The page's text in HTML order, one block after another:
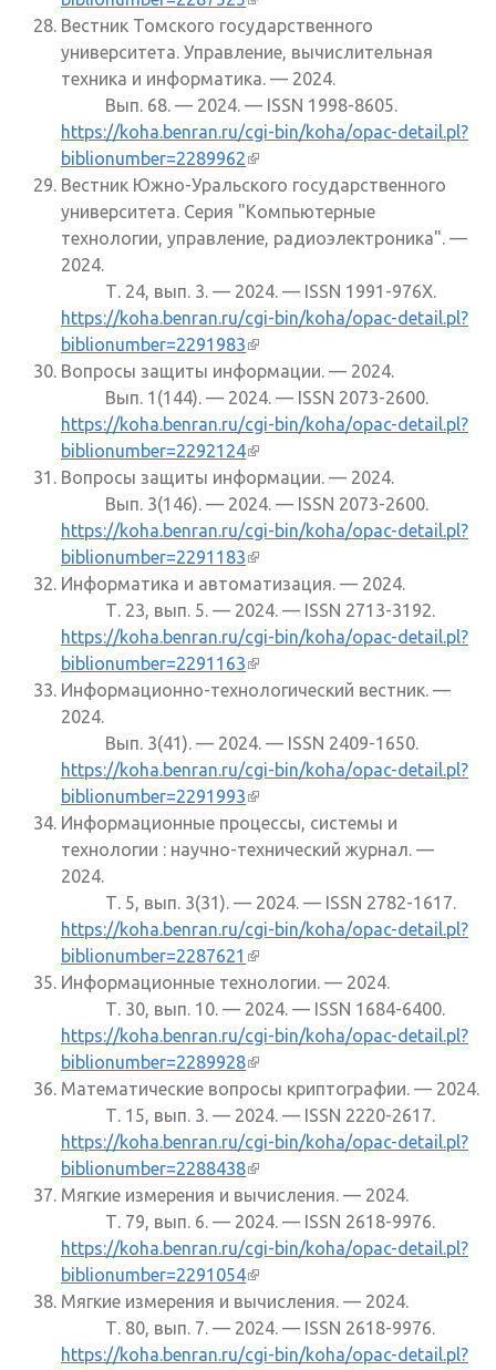
Вестник Томского государственного
университета. Управление, вычислительная
техника и информатика. — 2024.
Вып. 68. — 2024. — ISSN 1998-8605.
https://koha.benran.ru/cgi-bin/koha/opac-detail.pl?
biblionumber=2289962(внешняя ссылка)
Вестник Южно-Уральского государственного
университета. Серия "Компьютерные
технологии, управление, радиоэлектроника". —
2024.
Т. 24, вып. 3. — 2024. — ISSN 1991-976X.
https://koha.benran.ru/cgi-bin/koha/opac-detail.pl?
biblionumber=2291983(внешняя ссылка)
Вопросы защиты информации. — 2024.
Вып. 1(144). — 2024. — ISSN 2073-2600.
https://koha.benran.ru/cgi-bin/koha/opac-detail.pl?
biblionumber=2292124(внешняя ссылка)
Вопросы защиты информации. — 2024.
Вып. 3(146). — 2024. — ISSN 2073-2600.
https://koha.benran.ru/cgi-bin/koha/opac-detail.pl?
biblionumber=2291183(внешняя ссылка)
Информатика и автоматизация. — 2024.
Т. 23, вып. 5. — 2024. — ISSN 2713-3192.
https://koha.benran.ru/cgi-bin/koha/opac-detail.pl?
biblionumber=2291163(внешняя ссылка)
Информационно-технологический вестник. —
2024.
Вып. 3(41). — 2024. — ISSN 2409-1650.
https://koha.benran.ru/cgi-bin/koha/opac-detail.pl?
biblionumber=2291993(внешняя ссылка)
Информационные процессы, системы и
технологии : научно-технический журнал. —
2024.
Т. 5, вып. 3(31). — 2024. — ISSN 2782-1617.
https://koha.benran.ru/cgi-bin/koha/opac-detail.pl?
biblionumber=2287621 (внешняя ссылка)
Информационные технологии. — 2024.
Т. 30, вып. 10. — 2024. — ISSN 1684-6400.
https://koha.benran.ru/cgi-bin/koha/opac-detail.pl?
biblionumber=2289928(внешняя ссылка)
Математические вопросы криптографии. — 2024.
Т. 15, вып. 3. — 2024. — ISSN 2220-2617.
https://koha.benran.ru/cgi-bin/koha/opac-detail.pl?
biblionumber=2288438(внешняя ссылка)
Мягкие измерения и вычисления. — 2024.
Т. 79, вып. 6. — 2024. — ISSN 2618-9976.
https://koha.benran.ru/cgi-bin/koha/opac-detail.pl?
biblionumber=2291054(внешняя ссылка)
Мягкие измерения и вычисления. — 2024.
Т. 80, вып. 7. — 2024. — ISSN 2618-9976.
https://koha.benran.ru/cgi-bin/koha/opac-detail.pl?